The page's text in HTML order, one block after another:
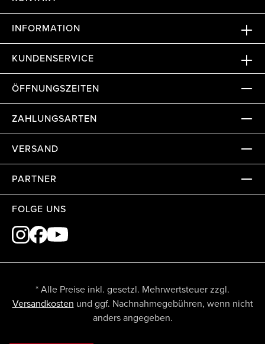
INFORMATION
KUNDENSERVICE
ÖFFNUNGSZEITEN
ZAHLUNGSARTEN
VERSAND
PARTNER
FOLGE UNS
* Alle Preise inkl. gesetzl. Mehrwertsteuer zzgl.
Versandkosten und ggf. Nachnahmegebühren, wenn nicht
anders angegeben.